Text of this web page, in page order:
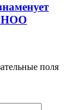
НОО
поля